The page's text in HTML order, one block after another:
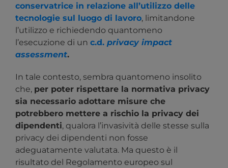
conservatrice in relazione all’utilizzo delle
tecnologie sul luogo di lavoro, limitandone
l’utilizzo e richiedendo quantomeno
l’esecuzione di un c.d. privacy impact
assessment.
In tale contesto, sembra quantomeno insolito
che, per poter rispettare la normativa privacy
sia necessario adottare misure che
potrebbero mettere a rischio la privacy dei
dipendenti, qualora l’invasività delle stesse sulla
privacy dei dipendenti non fosse
adeguatamente valutata. Ma questo è il
risultato del Regolamento europeo sul